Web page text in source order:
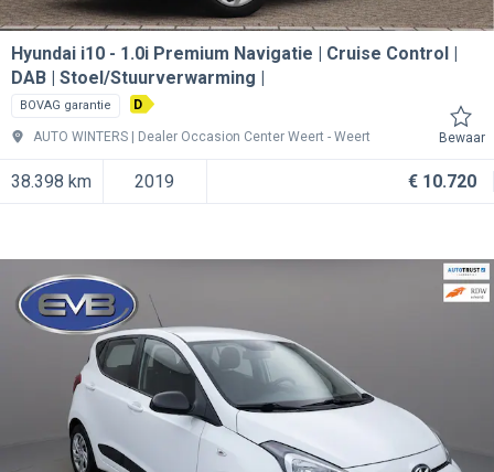
Hyundai i10
1.0i Premium Navigatie | Cruise Control |
DAB | Stoel/Stuurverwarming |
BOVAG garantie D
AUTO WINTERS | Dealer Occasion Center Weert Weert Bewaar
38.398 km 2019 € 10.720